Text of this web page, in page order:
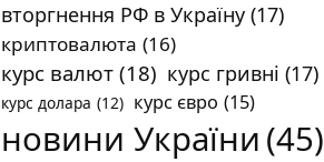
вторгнення РФ в Україну (17)
криптовалюта (16)
курс валют (18) курс гривні (17)
курс долара (12) курс євро (15)
новини України (45)